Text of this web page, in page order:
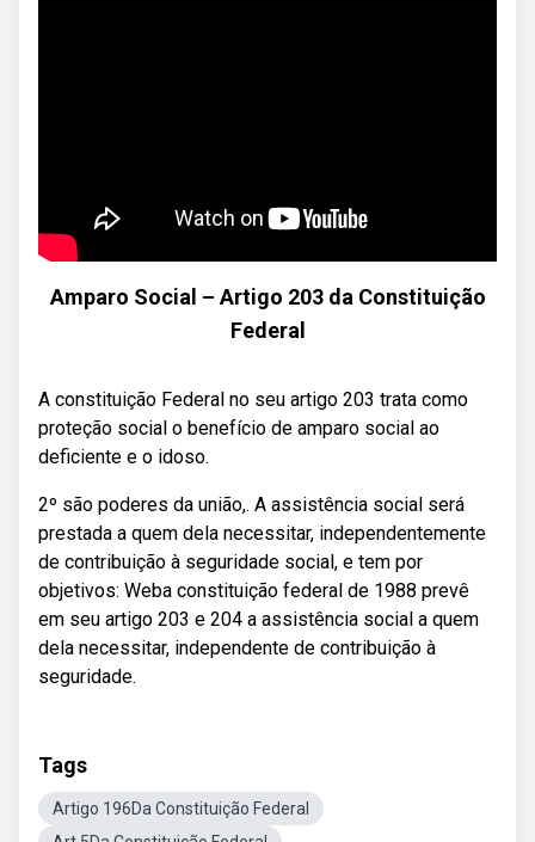
Amparo Social – Artigo 203 da Constituição
Federal
A constituição Federal no seu artigo 203 trata como
proteção social o benefício de amparo social ao
deficiente e o idoso.
2º são poderes da união,. A assistência social será
prestada a quem dela necessitar, independentemente
de contribuição à seguridade social, e tem por
objetivos: Weba constituição federal de 1988 prevê
em seu artigo 203 e 204 a assistência social a quem
dela necessitar, independente de contribuição à
seguridade.
Tags
Artigo 196Da Constituição Federal